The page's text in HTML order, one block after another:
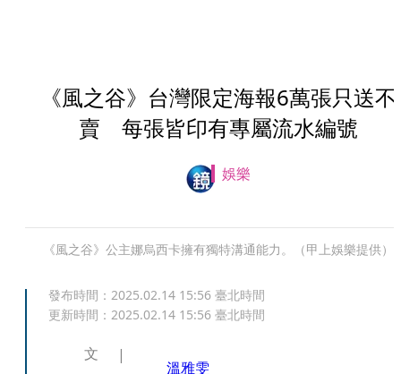
《風之谷》台灣限定海報6萬張只送不
賣 每張皆印有專屬流水編號
娛樂
《風之谷》公主娜烏西卡擁有獨特溝通能力。（甲上娛樂提供）
發布時間： 2025.02.14 15:56 臺北時間
更新時間： 2025.02.14 15:56 臺北時間
文
溫雅雯